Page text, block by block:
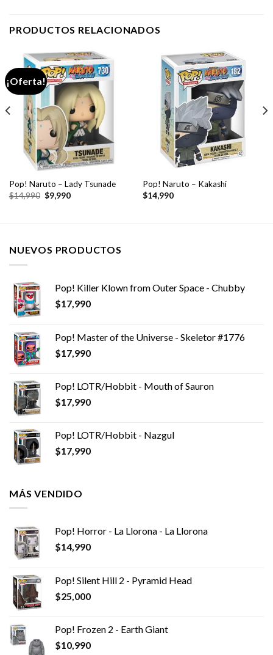
PRODUCTOS RELACIONADOS
¡Oferta!
Pop! Naruto – Lady Tsunade
$14,990 El
precio
$9,990El
Pop! Naruto – Kakashi
$14,990
NUEVOS PRODUCTOS
Pop! Killer Klown from Outer Space - Chubby
$17,990
Pop! Master of the Universe - Skeletor #1776
$17,990
Pop! LOTR/Hobbit - Mouth of Sauron
$17,990
Pop! LOTR/Hobbit - Nazgul
$17,990
MÁS VENDIDO
Pop! Horror - La Llorona - La Llorona
$14,990
Pop! Silent Hill 2 - Pyramid Head
$25,000
Pop! Frozen 2 - Earth Giant
$10,990